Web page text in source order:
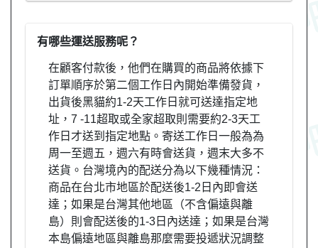
有哪些運送服務呢？
在顧客付款後，他們在購買的商品將依據下
訂單順序於第二個工作日內開始準備發貨，
出貨後黑貓約1-2天工作日就可送達指定地
址，7 -11超取或全家超取則需要約2-3天工
作日才送到指定地點。寄送工作日一般為為
周一至週五，週六有時會送貨，週末大多不
送貨。台灣境內的配送分為以下幾種情況：
商品在台北市地區於配送後1-2日內即會送
達；如果是台灣其他地區（不含偏遠與離
島）則會配送後的1-3日內送達；如果是台灣
本島偏遠地區與離島那麼需要投遞狀況調整